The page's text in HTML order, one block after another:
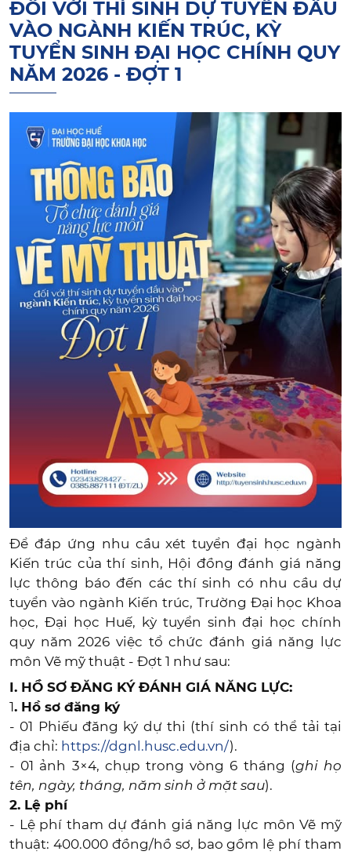
ĐỐI VỚI THÍ SINH DỰ TUYỂN ĐẦU
VÀO NGÀNH KIẾN TRÚC, KỲ
TUYỂN SINH ĐẠI HỌC CHÍNH QUY
NĂM 2026 - ĐỢT 1
Để đáp ứng nhu cầu xét tuyển đại học ngành
Kiến trúc của thí sinh, Hội đồng đánh giá năng
lực thông báo đến các thí sinh có nhu cầu dự
tuyển vào ngành Kiến trúc, Trường Đại học Khoa
học, Đại học Huế, kỳ tuyển sinh đại học chính
quy năm 2026 việc tổ chức đánh giá năng lực
môn Vẽ mỹ thuật - Đợt 1 như sau:
I. HỒ SƠ ĐĂNG KÝ ĐÁNH GIÁ NĂNG LỰC:
1. Hồ sơ đăng ký
- 01 Phiếu đăng ký dự thi (thí sinh có thể tải tại
địa chỉ: https://dgnl.husc.edu.vn/).
- 01 ảnh 3×4, chụp trong vòng 6 tháng (ghi họ
tên, ngày, tháng, năm sinh ở mặt sau).
2. Lệ phí
- Lệ phí tham dự đánh giá năng lực môn Vẽ mỹ
thuật: 400.000 đồng/hồ sơ, bao gồm lệ phí tham